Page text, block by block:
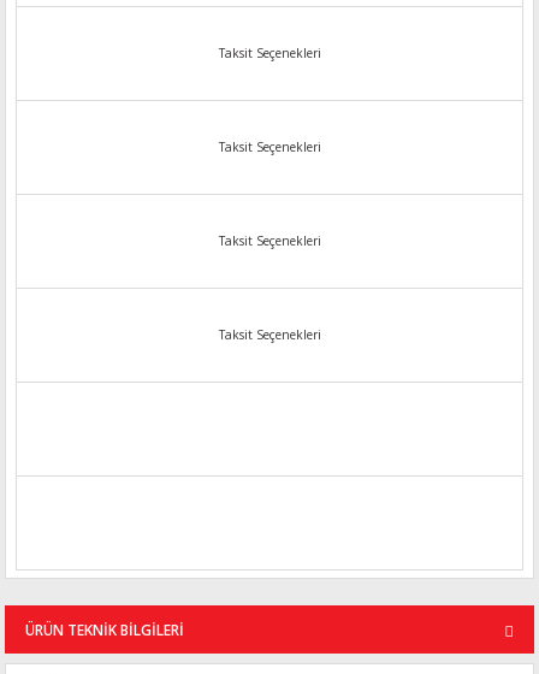
Taksit Seçenekleri
Taksit Seçenekleri
Taksit Seçenekleri
Taksit Seçenekleri
ÜRÜN TEKNİK BİLGİLERİ